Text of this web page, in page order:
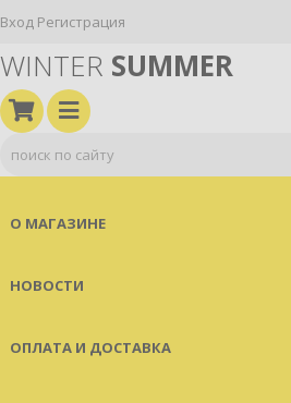
Вход Регистрация
WINTER SUMMER
О МАГАЗИНЕ
НОВОСТИ
ОПЛАТА И ДОСТАВКА